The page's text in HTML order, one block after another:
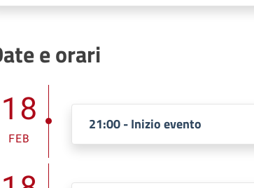
e orari
18
FEB
21:00 - Inizio evento